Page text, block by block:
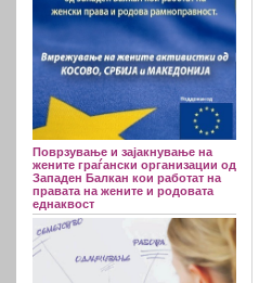
Поврзување и зајакнување на
жените граѓански организации од
Западен Балкан кои работат на
правата на жените и родовата
еднаквост